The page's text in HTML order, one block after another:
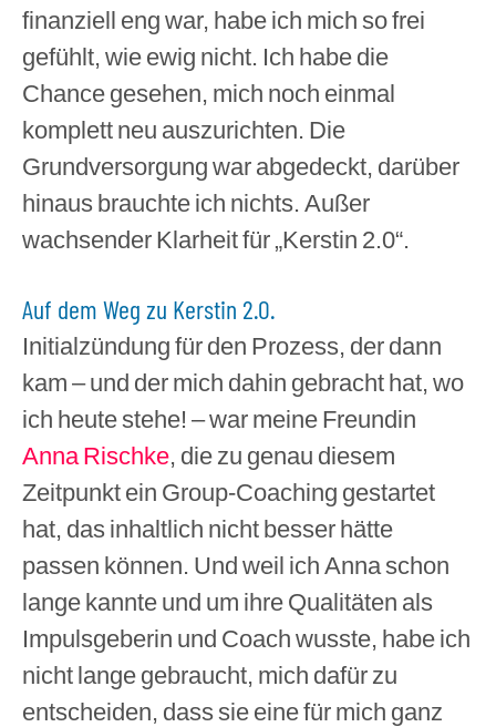
finanziell eng war, habe ich mich so frei
gefühlt, wie ewig nicht. Ich habe die
Chance gesehen, mich noch einmal
komplett neu auszurichten. Die
Grundversorgung war abgedeckt, darüber
hinaus brauchte ich nichts. Außer
wachsender Klarheit für „Kerstin 2.0“.
Auf dem Weg zu Kerstin 2.0.
Initialzündung für den Prozess, der dann
kam – und der mich dahin gebracht hat, wo
ich heute stehe! – war meine Freundin
Anna Rischke, die zu genau diesem
Zeitpunkt ein Group-Coaching gestartet
hat, das inhaltlich nicht besser hätte
passen können. Und weil ich Anna schon
lange kannte und um ihre Qualitäten als
Impulsgeberin und Coach wusste, habe ich
nicht lange gebraucht, mich dafür zu
entscheiden, dass sie eine für mich ganz